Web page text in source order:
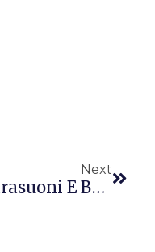
Next
Ultrasuoni E Bellezza